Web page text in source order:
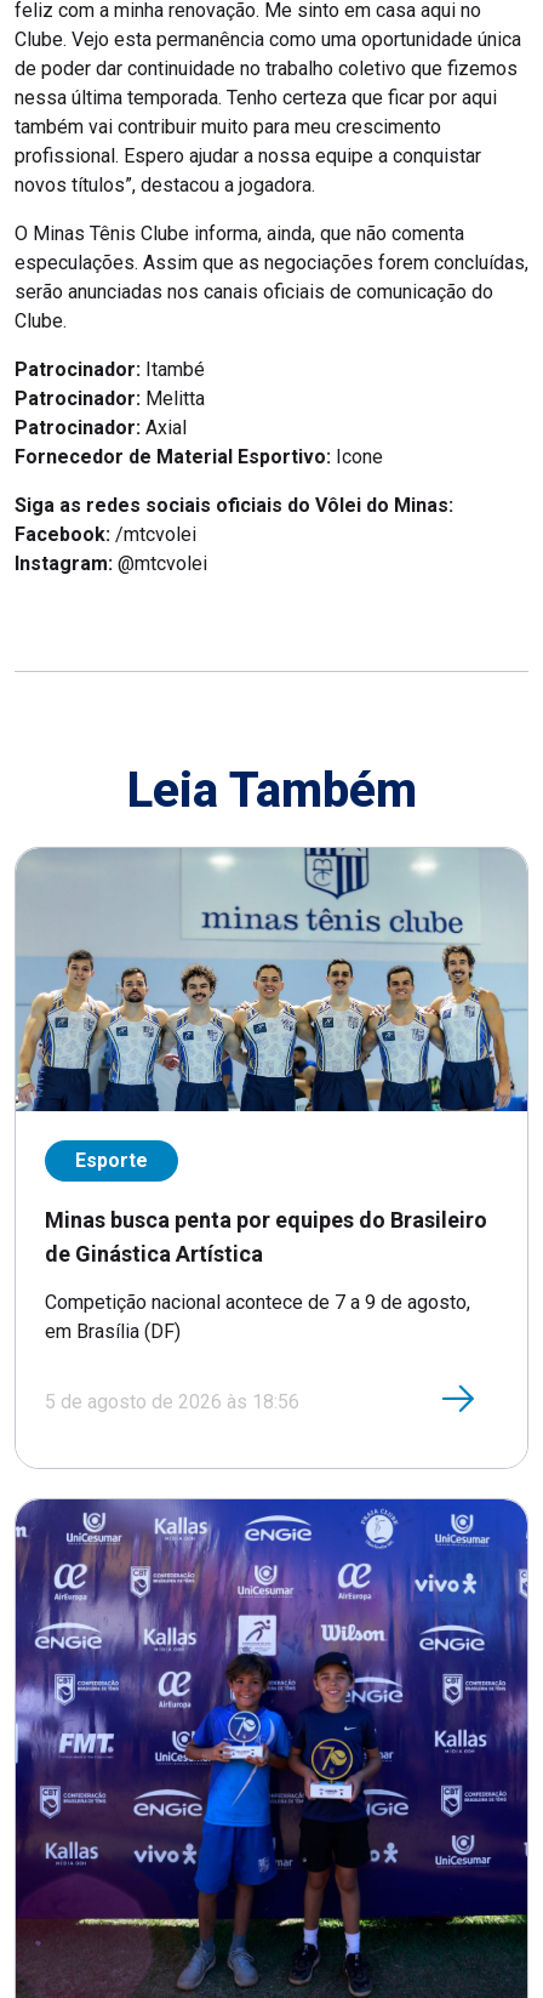
feliz com a minha renovação. Me sinto em casa aqui no
Clube. Vejo esta permanência como uma oportunidade única
de poder dar continuidade no trabalho coletivo que fizemos
nessa última temporada. Tenho certeza que ficar por aqui
também vai contribuir muito para meu crescimento
profissional. Espero ajudar a nossa equipe a conquistar
novos títulos”, destacou a jogadora.
O Minas Tênis Clube informa, ainda, que não comenta
especulações. Assim que as negociações forem concluídas,
serão anunciadas nos canais oficiais de comunicação do
Clube.
Patrocinador: Itambé
Patrocinador: Melitta
Patrocinador: Axial
Fornecedor de Material Esportivo: Icone
Siga as redes sociais oficiais do Vôlei do Minas:
Facebook: /mtcvolei
Instagram: @mtcvolei
Leia Também
Esporte
Minas busca penta por equipes do Brasileiro
de Ginástica Artística
Competição nacional acontece de 7 a 9 de agosto,
em Brasília (DF)
5 de agosto de 2026 às 18:56